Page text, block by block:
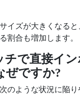
イズが大きくなる
割合も増加します。
チで直接イ
ぜですか?
のような状況に陥